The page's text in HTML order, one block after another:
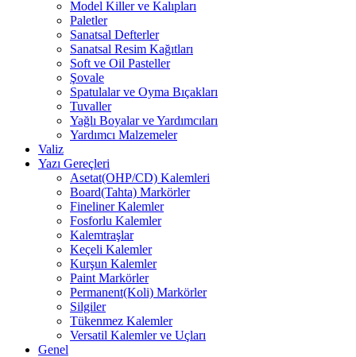
Model Killer ve Kalıpları
Paletler
Sanatsal Defterler
Sanatsal Resim Kağıtları
Soft ve Oil Pasteller
Şovale
Spatulalar ve Oyma Bıçakları
Tuvaller
Yağlı Boyalar ve Yardımcıları
Yardımcı Malzemeler
Valiz
Yazı Gereçleri
Asetat(OHP/CD) Kalemleri
Board(Tahta) Markörler
Fineliner Kalemler
Fosforlu Kalemler
Kalemtraşlar
Keçeli Kalemler
Kurşun Kalemler
Paint Markörler
Permanent(Koli) Markörler
Silgiler
Tükenmez Kalemler
Versatil Kalemler ve Uçları
Genel